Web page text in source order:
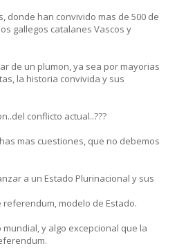
donde han convivido mas de 500 de
gallegos catalanes Vascos y
de un plumon, ya sea por mayorias
la historia convivida y sus
conflicto actual..???
mas cuestiones, que no debemos
a un Estado Plurinacional y sus
modelo de Estado.
y algo excepcional que la